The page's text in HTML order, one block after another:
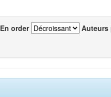
En order Auteurs